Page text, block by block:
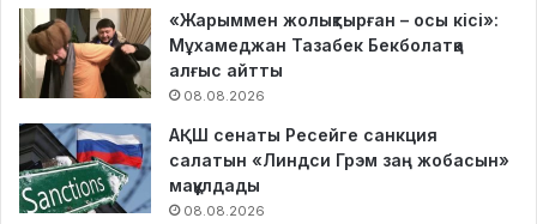
«Жарыммен жолықтырған – осы кісі»:
Мұхамеджан Тазабек Бекболатқа
алғыс айтты
08.08.2026
АҚШ сенаты Ресейге санкция
салатын «Линдси Грэм заң жобасын»
мақұлдады
08.08.2026